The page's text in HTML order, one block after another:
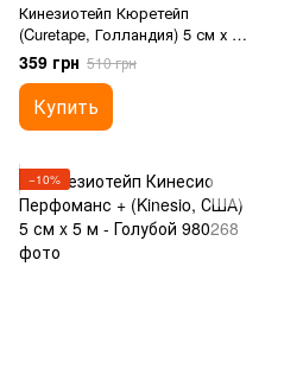
Кинезиотейп Кюретейп
(Curetape, Голландия) 5 см х 5
м - Голубой
359 грн 510 грн
Купить
−10%